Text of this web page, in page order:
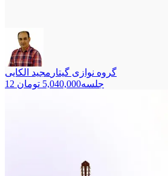
گروه نوازی گیتار مجید الکایی
12 جلسه5,040,000 تومان